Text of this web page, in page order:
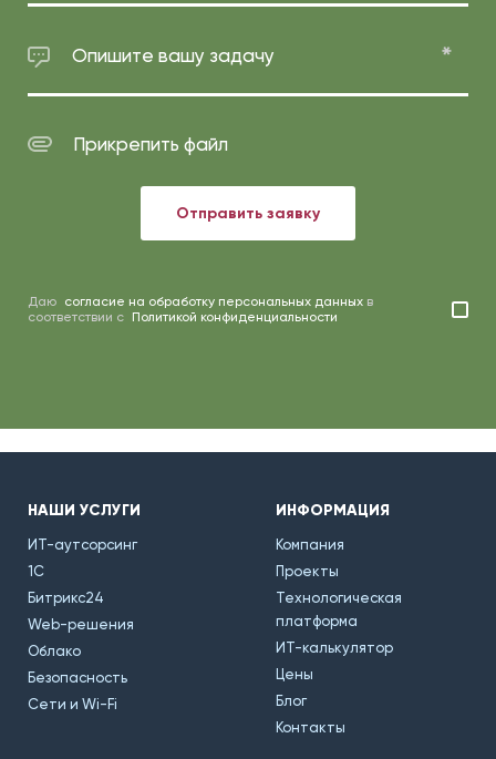
Опишите вашу задачу
Прикрепить файл
Отправить заявку
Даю согласие на обработку персональных данных в
соответствии с Политикой конфиденциальности
НАШИ УСЛУГИ
ИТ-аутсорсинг
1С
Битрикс24
Web-решения
Облако
Безопасность
Сети и Wi-Fi
ИНФОРМАЦИЯ
Компания
Проекты
Технологическая
платформа
ИТ-калькулятор
Цены
Блог
Контакты